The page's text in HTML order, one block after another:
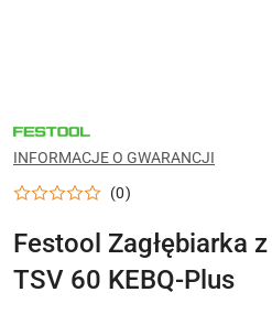
NARZĘDZIA
FESTOOL
DO
WARSZTATU,
MONTAŻU
WYKOŃCZENIOWYCH
INFORMACJE O GWARANCJI
(0)
Festool Zagłębiarka
TSV 60 KEBQ-Plus